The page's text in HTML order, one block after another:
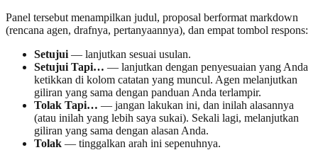
Panel tersebut menampilkan judul, proposal berformat markdown
(rencana agen, drafnya, pertanyaannya), dan empat tombol respons:
Setujui — lanjutkan sesuai usulan.
Setujui Tapi… — lanjutkan dengan penyesuaian yang Anda
ketikkan di kolom catatan yang muncul. Agen melanjutkan
giliran yang sama dengan panduan Anda terlampir.
Tolak Tapi… — jangan lakukan ini, dan inilah alasannya
(atau inilah yang lebih saya sukai). Sekali lagi, melanjutkan
giliran yang sama dengan alasan Anda.
Tolak — tinggalkan arah ini sepenuhnya.